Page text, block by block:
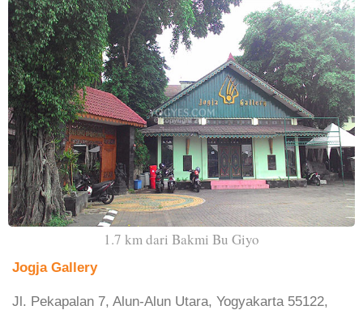
1.7 km dari Bakmi Bu Giyo
Jogja Gallery
Jl. Pekapalan 7, Alun-Alun Utara, Yogyakarta 55122,